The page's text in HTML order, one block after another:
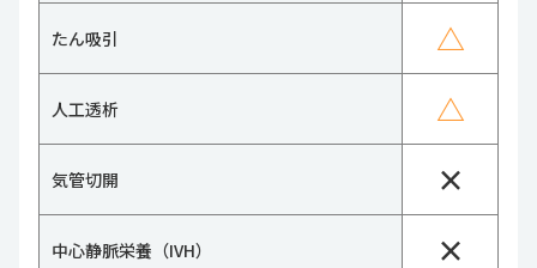
たん吸引 △
人工透析 △
気管切開 ×
中心静脈栄養（IVH） ×